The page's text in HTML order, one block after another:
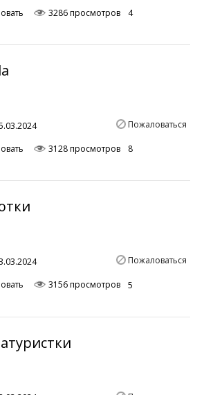
3286 просмотров 4
Пожаловаться
3128 просмотров 8
Пожаловаться
3156 просмотров 5